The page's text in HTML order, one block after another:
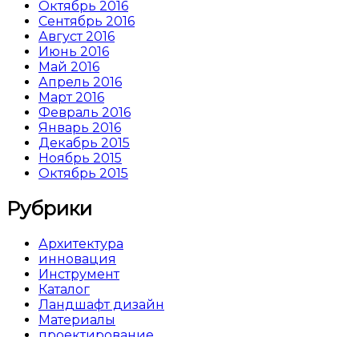
Октябрь 2016
Сентябрь 2016
Август 2016
Июнь 2016
Май 2016
Апрель 2016
Март 2016
Февраль 2016
Январь 2016
Декабрь 2015
Ноябрь 2015
Октябрь 2015
Рубрики
Архитектура
инновация
Инструмент
Каталог
Ландшафт дизайн
Материалы